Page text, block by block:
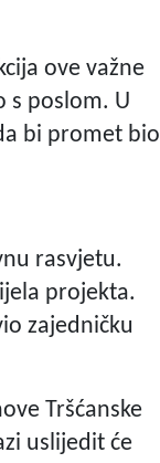
ove važne
s poslom. U
bi promet bio
rasvjetu.
projekta.
zajedničku
Tršćanske
uslijedit će